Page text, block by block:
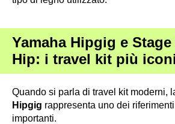
Yamaha Hipgig e
Hip: i travel kit più
Quando si parla di travel kit moderni,
Hipgig rappresenta uno dei
importanti.